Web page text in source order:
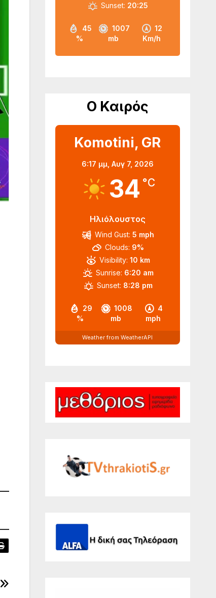
45
%
1007
mb
12
Km/h
Sunset: 20:25
Ο Καιρός
Komotini, GR
6:17 μμ, Αυγ 7, 2026
34 °C
Ηλιόλουστος
29
%
1008
mb
4
mph
Wind Gust: 5 mph
Clouds: 9%
Visibility: 10 km
Sunrise: 6:20 am
Sunset: 8:28 pm
Weather from WeatherAPI